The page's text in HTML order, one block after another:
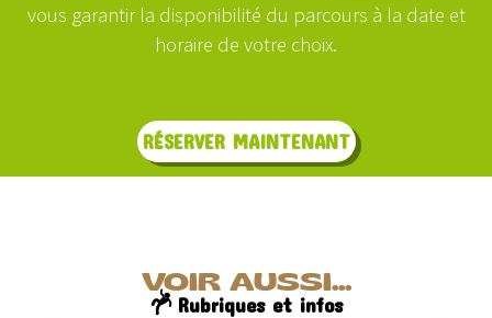
vous garantir la disponibilité du parcours à la date et
horaire de votre choix.
RÉSERVER MAINTENANT
VOIR AUSSI...
Rubriques et infos